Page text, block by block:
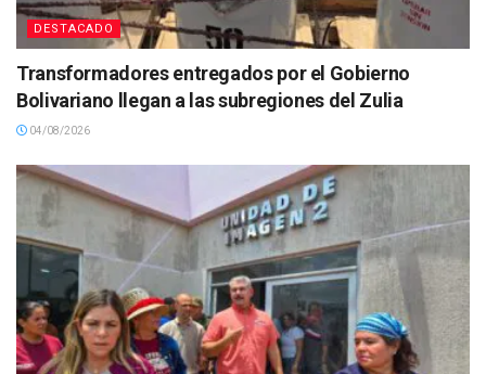
DESTACADO
Transformadores entregados por el Gobierno
Bolivariano llegan a las subregiones del Zulia
04/08/2026